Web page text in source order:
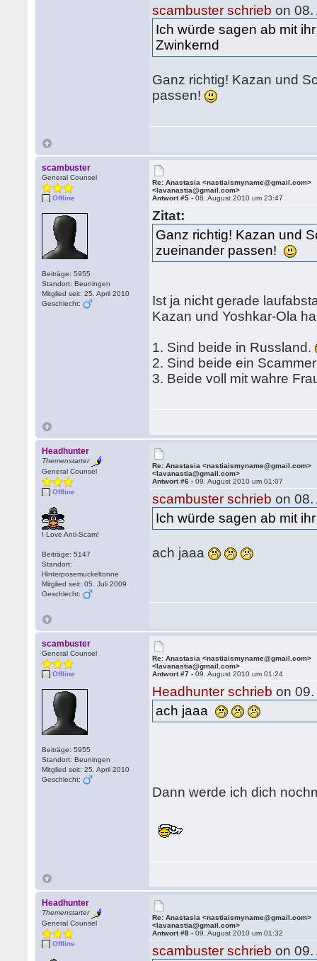
scambuster schrieb on 08.
Ich würde sagen ab mit
Zwinkernd
Ganz richtig! Kazan und
passen!
scambuster
General Counsel
Offline
Beiträge: 5955
Standort: Beuningen
Mitglied seit: 25. April 2010
Geschlecht:
Re: Anastasia <nastiaismyname@gmail.com>
<lavanastia@gmail.com>
Antwort #5 -08. August 2010 um 23:47
Zitat:
Ganz richtig! Kazan und
zueinander passen!
Ist ja nicht gerade
Kazan und Yoshkar-Ola
1. Sind beide in Russland.
2. Sind beide ein
3. Beide voll mit wahre
Headhunter
Themenstarter
General Counsel
Offline
I Love Anti-Scam!
Beiträge: 5147
Standort:
Hinterposemuckeltonne
Mitglied seit: 05. Juli 2009
Geschlecht:
Re: Anastasia <nastiaismyname@gmail.com>
<lavanastia@gmail.com>
Antwort #6 -09. August 2010 um 01:07
scambuster schrieb on 08.
Ich würde sagen ab mit
ach jaaa
scambuster
General Counsel
Offline
Beiträge: 5955
Standort: Beuningen
Mitglied seit: 25. April 2010
Geschlecht:
Re: Anastasia <nastiaismyname@gmail.com>
<lavanastia@gmail.com>
Antwort #7 -09. August 2010 um 01:24
Headhunter schrieb on
ach jaaa
Dann werde ich dich
Headhunter
Themenstarter
General Counsel
Offline
Re: Anastasia <nastiaismyname@gmail.com>
<lavanastia@gmail.com>
Antwort #8 -09. August 2010 um 01:32
scambuster schrieb on 09.